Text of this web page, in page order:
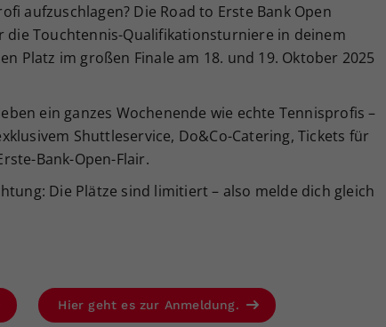
aufzuschlagen? Die Road to Erste Bank Open
die Touchtennis-Qualifikationsturniere in deinem
Platz im großen Finale am 18. und 19. Oktober 2025
ein ganzes Wochenende wie echte Tennisprofis –
Shuttleservice, Do&Co-Catering, Tickets für
Bank-Open-Flair.
Die Plätze sind limitiert – also melde dich gleich
Hier geht es zur Anmeldung.